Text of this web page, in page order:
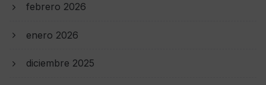
febrero 2026
enero 2026
diciembre 2025